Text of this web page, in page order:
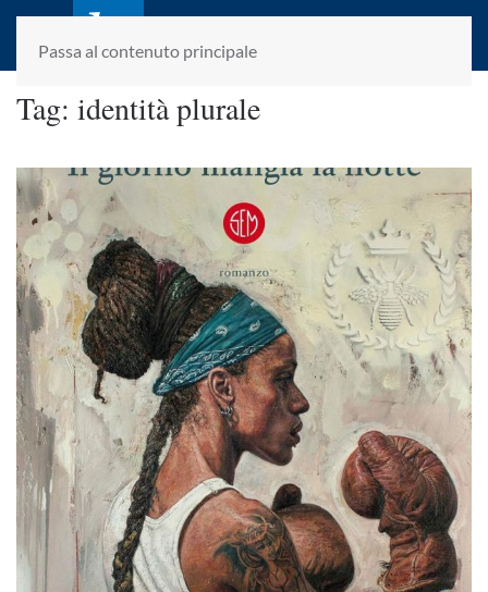
Passa al contenuto principale
laletteraturaenoi.it
fondato da Romano Luperini
Tag: identità plurale